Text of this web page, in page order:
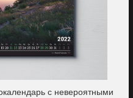
с невероятными